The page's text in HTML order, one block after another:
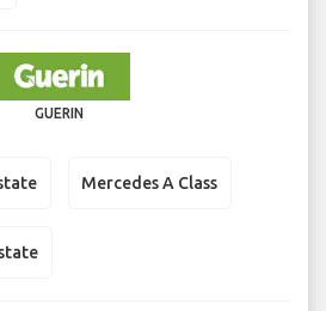
GUERIN
Mercedes A Class